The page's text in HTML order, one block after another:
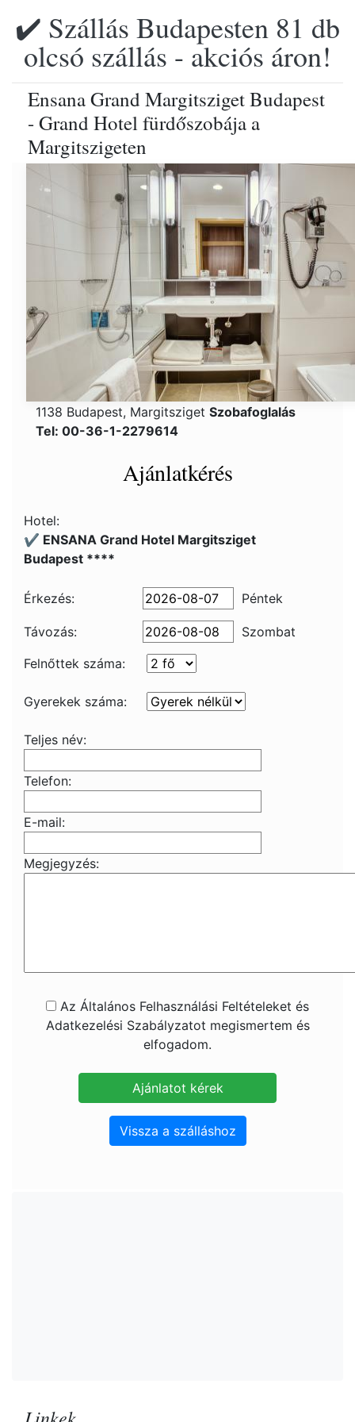
✔️ Szállás Budapesten 81 db
olcsó szállás - akciós áron!
Ensana Grand Margitsziget Budapest
- Grand Hotel fürdőszobája a
Margitszigeten
1138 Budapest, Margitsziget Szobafoglalás
Tel: 00-36-1-2279614
Ajánlatkérés
Hotel:
✔️ ENSANA Grand Hotel Margitsziget
Budapest ****
Érkezés: Péntek
Távozás:
Szombat
Felnőttek száma:
Gyerekek száma:
Teljes név:
Telefon:
E-mail:
Megjegyzés:
Az Általános Felhasználási Feltételeket és
Adatkezelési Szabályzatot megismertem és
elfogadom.
Vissza a szálláshoz